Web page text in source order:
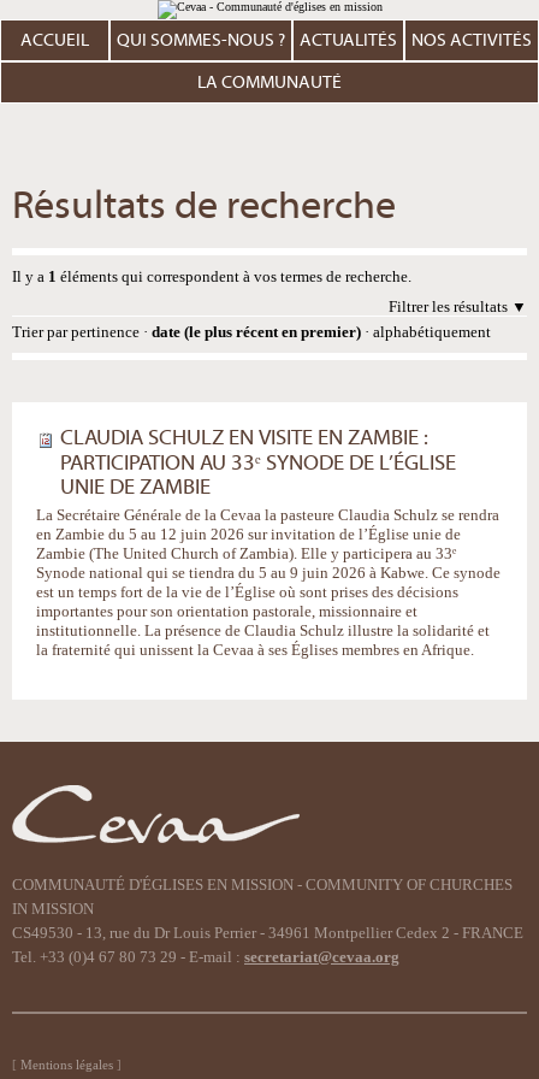
au
contenu.
Aller
personnels
ACCUEIL QUI SOMMES-NOUS ? ACTUALITÉS NOS ACTIVITÉS
LA COMMUNAUTÉ
Résultats de recherche
Il y a 1 éléments qui correspondent à vos termes de recherche.
Filtrer les résultats
Trier par pertinence · date (le plus récent en premier) · alphabétiquement
CLAUDIA SCHULZ EN VISITE EN ZAMBIE :
PARTICIPATION AU 33ᵉ SYNODE DE L’ÉGLISE
UNIE DE ZAMBIE
La Secrétaire Générale de la Cevaa la pasteure Claudia Schulz se rendra
en Zambie du 5 au 12 juin 2026 sur invitation de l’Église unie de
Zambie (The United Church of Zambia). Elle y participera au 33ᵉ
Synode national qui se tiendra du 5 au 9 juin 2026 à Kabwe. Ce synode
est un temps fort de la vie de l’Église où sont prises des décisions
importantes pour son orientation pastorale, missionnaire et
institutionnelle. La présence de Claudia Schulz illustre la solidarité et
la fraternité qui unissent la Cevaa à ses Églises membres en Afrique.
COMMUNAUTÉ D'ÉGLISES EN MISSION - COMMUNITY OF CHURCHES
IN MISSION
CS49530 - 13, rue du Dr Louis Perrier - 34961 Montpellier Cedex 2 - FRANCE
Tel. +33 (0)4 67 80 73 29 - E-mail : secretariat@cevaa.org
Mentions légales